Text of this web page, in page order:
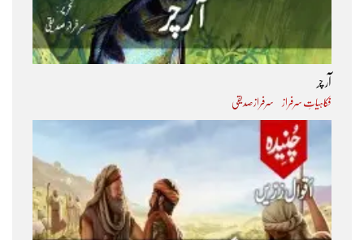
آر چر
فکاہیاتِ سرفراز سرفراز صدیقی